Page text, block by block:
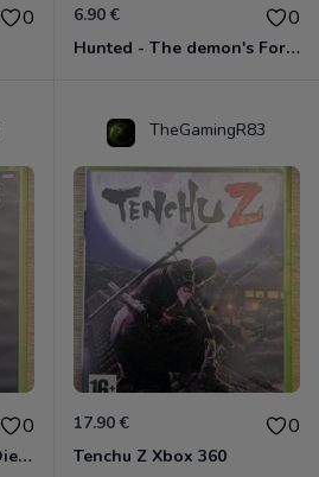
0 6.90 € 0
Hunted - The demon's Forge Xbox 360 (Complet CIB)
0
Dark Souls Prepare to Die Edition XBOX 360
TheGamingR83
17.90 € 0
Tenchu Z Xbox 360